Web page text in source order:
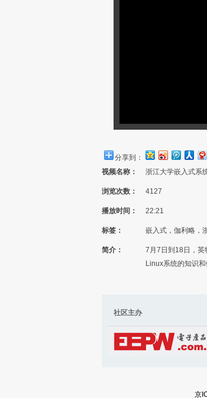
分享到：
视频名称：
浙江大学嵌入式系
浏览次数： 4127
播放时间： 22:21
标签： 嵌入式，伽利略，
简介：
7月7日到18日，英
Linux系统的知识
社区主办
京